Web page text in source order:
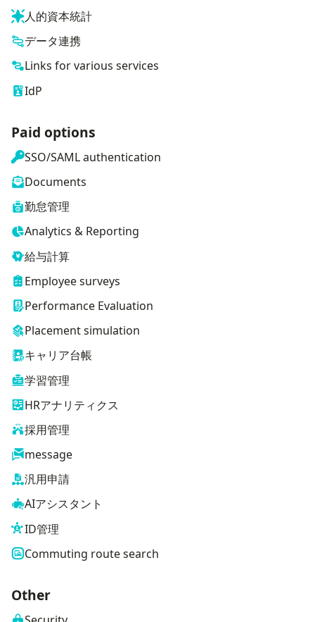
人的資本統計
データ連携
Links for various services
IdP
Paid options
SSO/SAML authentication
Documents
勤怠管理
Analytics & Reporting
給与計算
Employee surveys
Performance Evaluation
Placement simulation
キャリア台帳
学習管理
HRアナリティクス
採用管理
message
汎用申請
AIアシスタント
ID管理
Commuting route search
Other